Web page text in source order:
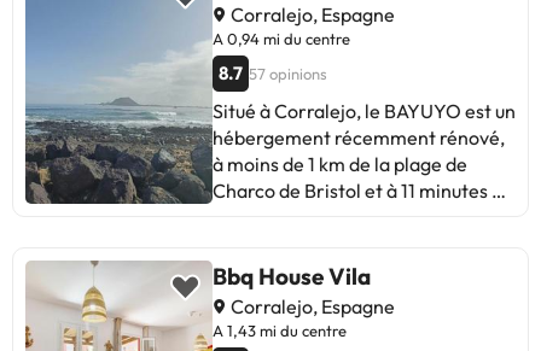
Corralejo, Espagne
A 0,94 mi du centre
8.7 57 opinions
Situé à Corralejo, le BAYUYO est un
hébergement récemment rénové,
à moins de 1 km de la plage de
Charco de Bristol et à 11 minutes à
32 km de l'Eco Museo de Alcogida,
à 33 km de la Casa Museo
Unamuno Fuerteventura et à 48
Bbq House Vila
Corralejo, Espagne
A 1,43 mi du centre